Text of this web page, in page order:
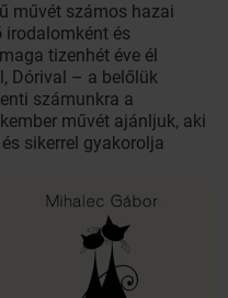
művét számos hazai
irodalomként és
tizenhét éve él
Dórival – a belőlük
számunkra a
művét ajánljuk, aki
sikerrel gyakorolja